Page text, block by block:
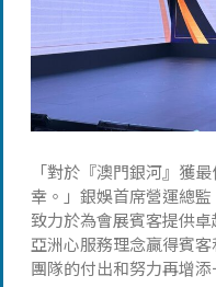
「對於『澳門銀河』獲
幸。」銀娛首席營運總
致力於為會展賓客提供
亞洲心服務理念贏得賓
團隊的付出和努力再增添